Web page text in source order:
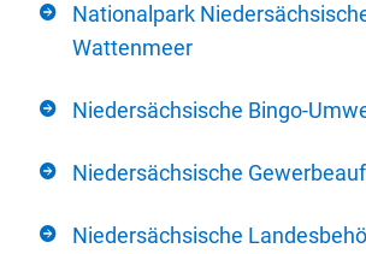
Nationalpark
Wattenmeer
Niedersächsische Bingo-
Niedersächsische
Niedersächsische